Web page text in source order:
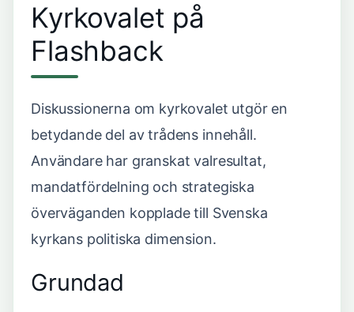
Kyrkovalet på
Flashback
Diskussionerna om kyrkovalet utgör en
betydande del av trådens innehåll.
Användare har granskat valresultat,
mandatfördelning och strategiska
överväganden kopplade till Svenska
kyrkans politiska dimension.
Grundad